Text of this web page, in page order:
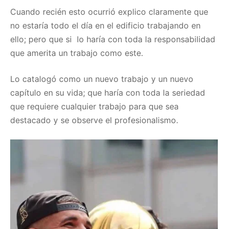
Cuando recién esto ocurrió explico claramente que
no estaría todo el día en el edificio trabajando en
ello; pero que si lo haría con toda la responsabilidad
que amerita un trabajo como este.
Lo catalogó como un nuevo trabajo y un nuevo
capítulo en su vida; que haría con toda la seriedad
que requiere cualquier trabajo para que sea
destacado y se observe el profesionalismo.